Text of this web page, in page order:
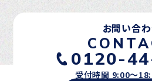
お問い合
0120-
受付時間 9:00〜